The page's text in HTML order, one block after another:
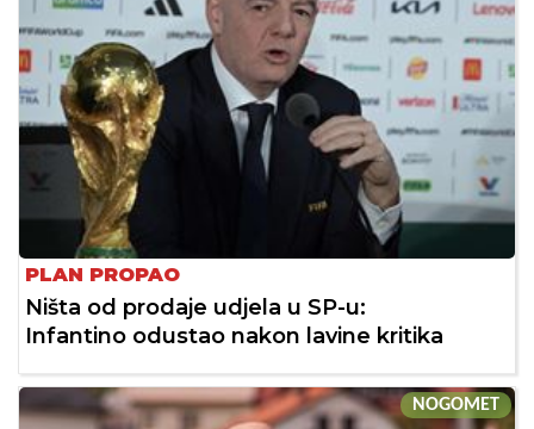
PLAN PROPAO
Ništa od prodaje udjela u SP-u:
Infantino odustao nakon lavine kritika
NOGOMET